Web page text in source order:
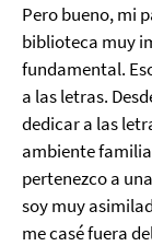
Pero bueno, mi
biblioteca muy
fundamental.
a las letras.
dedicar a las
ambiente
pertenezco a
soy muy
me casé fuera